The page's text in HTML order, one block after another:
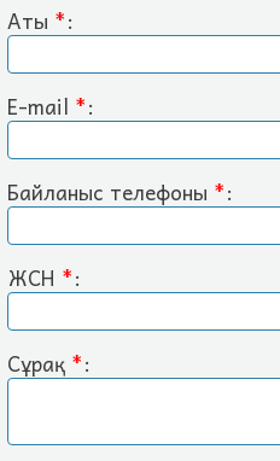
Аты *:
E-mail *:
Байланыс телефоны *:
ЖСН *:
Сұрақ *: